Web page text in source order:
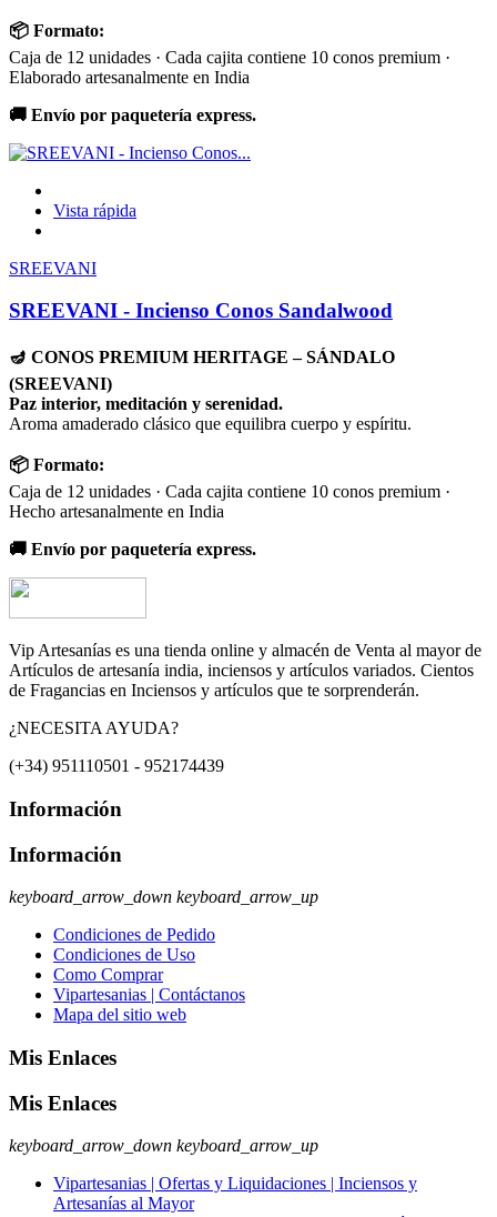
📦 Formato:
Caja de 12 unidades · Cada cajita contiene 10 conos premium ·
Elaborado artesanalmente en India
🚚 Envío por paquetería express.
Vista rápida
SREEVANI
SREEVANI - Incienso Conos Sandalwood
🪔 CONOS PREMIUM HERITAGE – SÁNDALO
(SREEVANI)
Paz interior, meditación y serenidad.
Aroma amaderado clásico que equilibra cuerpo y espíritu.
📦 Formato:
Caja de 12 unidades · Cada cajita contiene 10 conos premium ·
Hecho artesanalmente en India
🚚 Envío por paquetería express.
Vip Artesanías es una tienda online y almacén de Venta al mayor de
Artículos de artesanía india, inciensos y artículos variados. Cientos
de Fragancias en Inciensos y artículos que te sorprenderán.
¿NECESITA AYUDA?
(+34) 951110501 - 952174439
Información
Información
keyboard_arrow_down keyboard_arrow_up
Condiciones de Pedido
Condiciones de Uso
Como Comprar
Vipartesanias | Contáctanos
Mapa del sitio web
Mis Enlaces
Mis Enlaces
keyboard_arrow_down keyboard_arrow_up
Vipartesanias | Ofertas y Liquidaciones | Inciensos y
Artesanías al Mayor